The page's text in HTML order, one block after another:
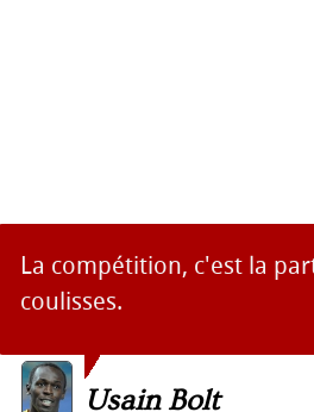
La compétition, c'est la
coulisses.
Usain Bolt